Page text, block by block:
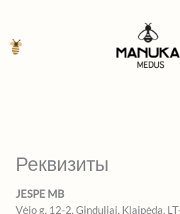
содержимому
Реквизиты
JESPE MB
Vėjo g. 12-2, Ginduliai, Klaipėda,